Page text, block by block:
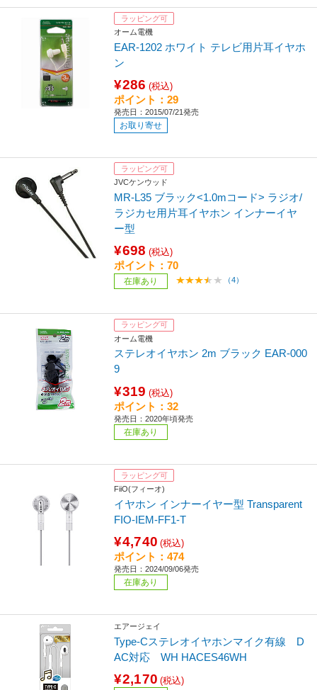
ラッピング可
オーム電機
EAR-1202 ホワイト テレビ用片耳イヤホ
ン
¥286 (税込)
ポイント：29
発売日：2015/07/21発売
お取り寄せ
ラッピング可
JVCケンウッド
MR-L35 ブラック<1.0mコード> ラジオ/
ラジカセ用片耳イヤホン インナーイヤ
ー型
¥698 (税込)
ポイント：70
在庫あり （4）
ラッピング可
オーム電機
ステレオイヤホン 2m ブラック EAR-000
9
¥319 (税込)
ポイント：32
発売日：2020年頃発売
在庫あり
ラッピング可
FiiO(フィーオ)
イヤホン インナーイヤー型 Transparent
FIO-IEM-FF1-T
¥4,740 (税込)
ポイント：474
発売日：2024/09/06発売
在庫あり
エアージェイ
Type-Cステレオイヤホンマイク有線 D
AC対応 WH HACES46WH
¥2,170 (税込)